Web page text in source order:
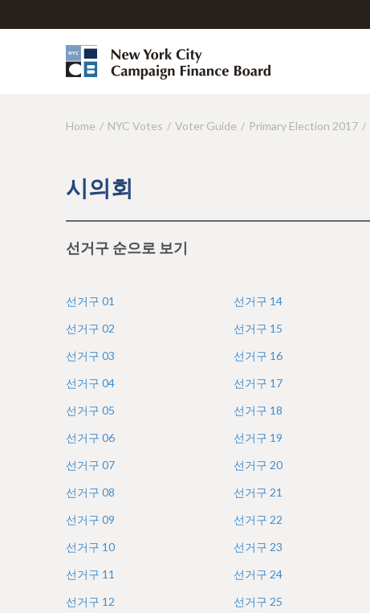
Y
u
r
Home NYC Votes Voter Guide Primary Election 2017
시의회
선거구 순으로 보기
선거구 01
선거구 02
선거구 03
선거구 04
선거구 05
선거구 06
선거구 07
선거구 08
선거구 09
선거구 10
선거구 11
선거구 12
선거구 14
선거구 15
선거구 16
선거구 17
선거구 18
선거구 19
선거구 20
선거구 21
선거구 22
선거구 23
선거구 24
선거구 25